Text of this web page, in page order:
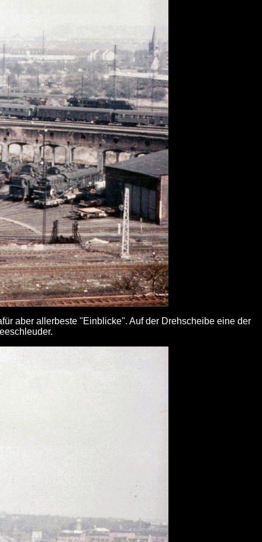
aber allerbeste "Einblicke". Auf der Drehscheibe eine der